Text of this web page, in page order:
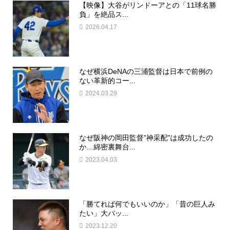
【映像】大谷がリンドーアとの「11球名勝
負」を絶品ス...
2026.04.17
なぜ横浜DeNAの三浦監督は日本で前例の
ない革新的コー...
2024.03.29
なぜ阪神の岡田監督”神采配”は成功したの
か…綿密裏舞台...
2023.04.03
「勝てれば何でもいいのか」「昔の巨人み
たい」大バッ...
2023.12.20